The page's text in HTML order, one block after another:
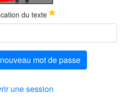
du texte
mot de passe
une session